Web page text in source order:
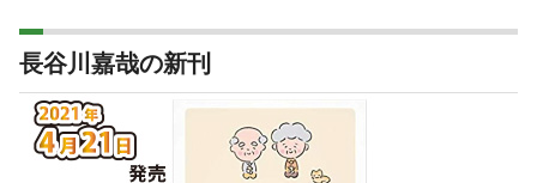
長谷川嘉哉の新刊